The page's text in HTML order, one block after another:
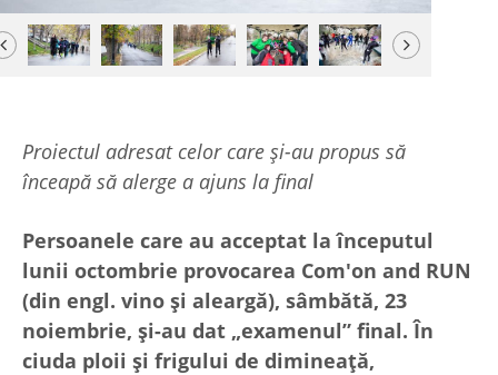
Previous Next
Proiectul adresat celor care și-au propus să
înceapă să alerge a ajuns la final
Persoanele care au acceptat la începutul
lunii octombrie provocarea Com'on and RUN
(din engl. vino și aleargă), sâmbătă, 23
noiembrie, și-au dat „examenul” final. În
ciuda ploii și frigului de dimineață,